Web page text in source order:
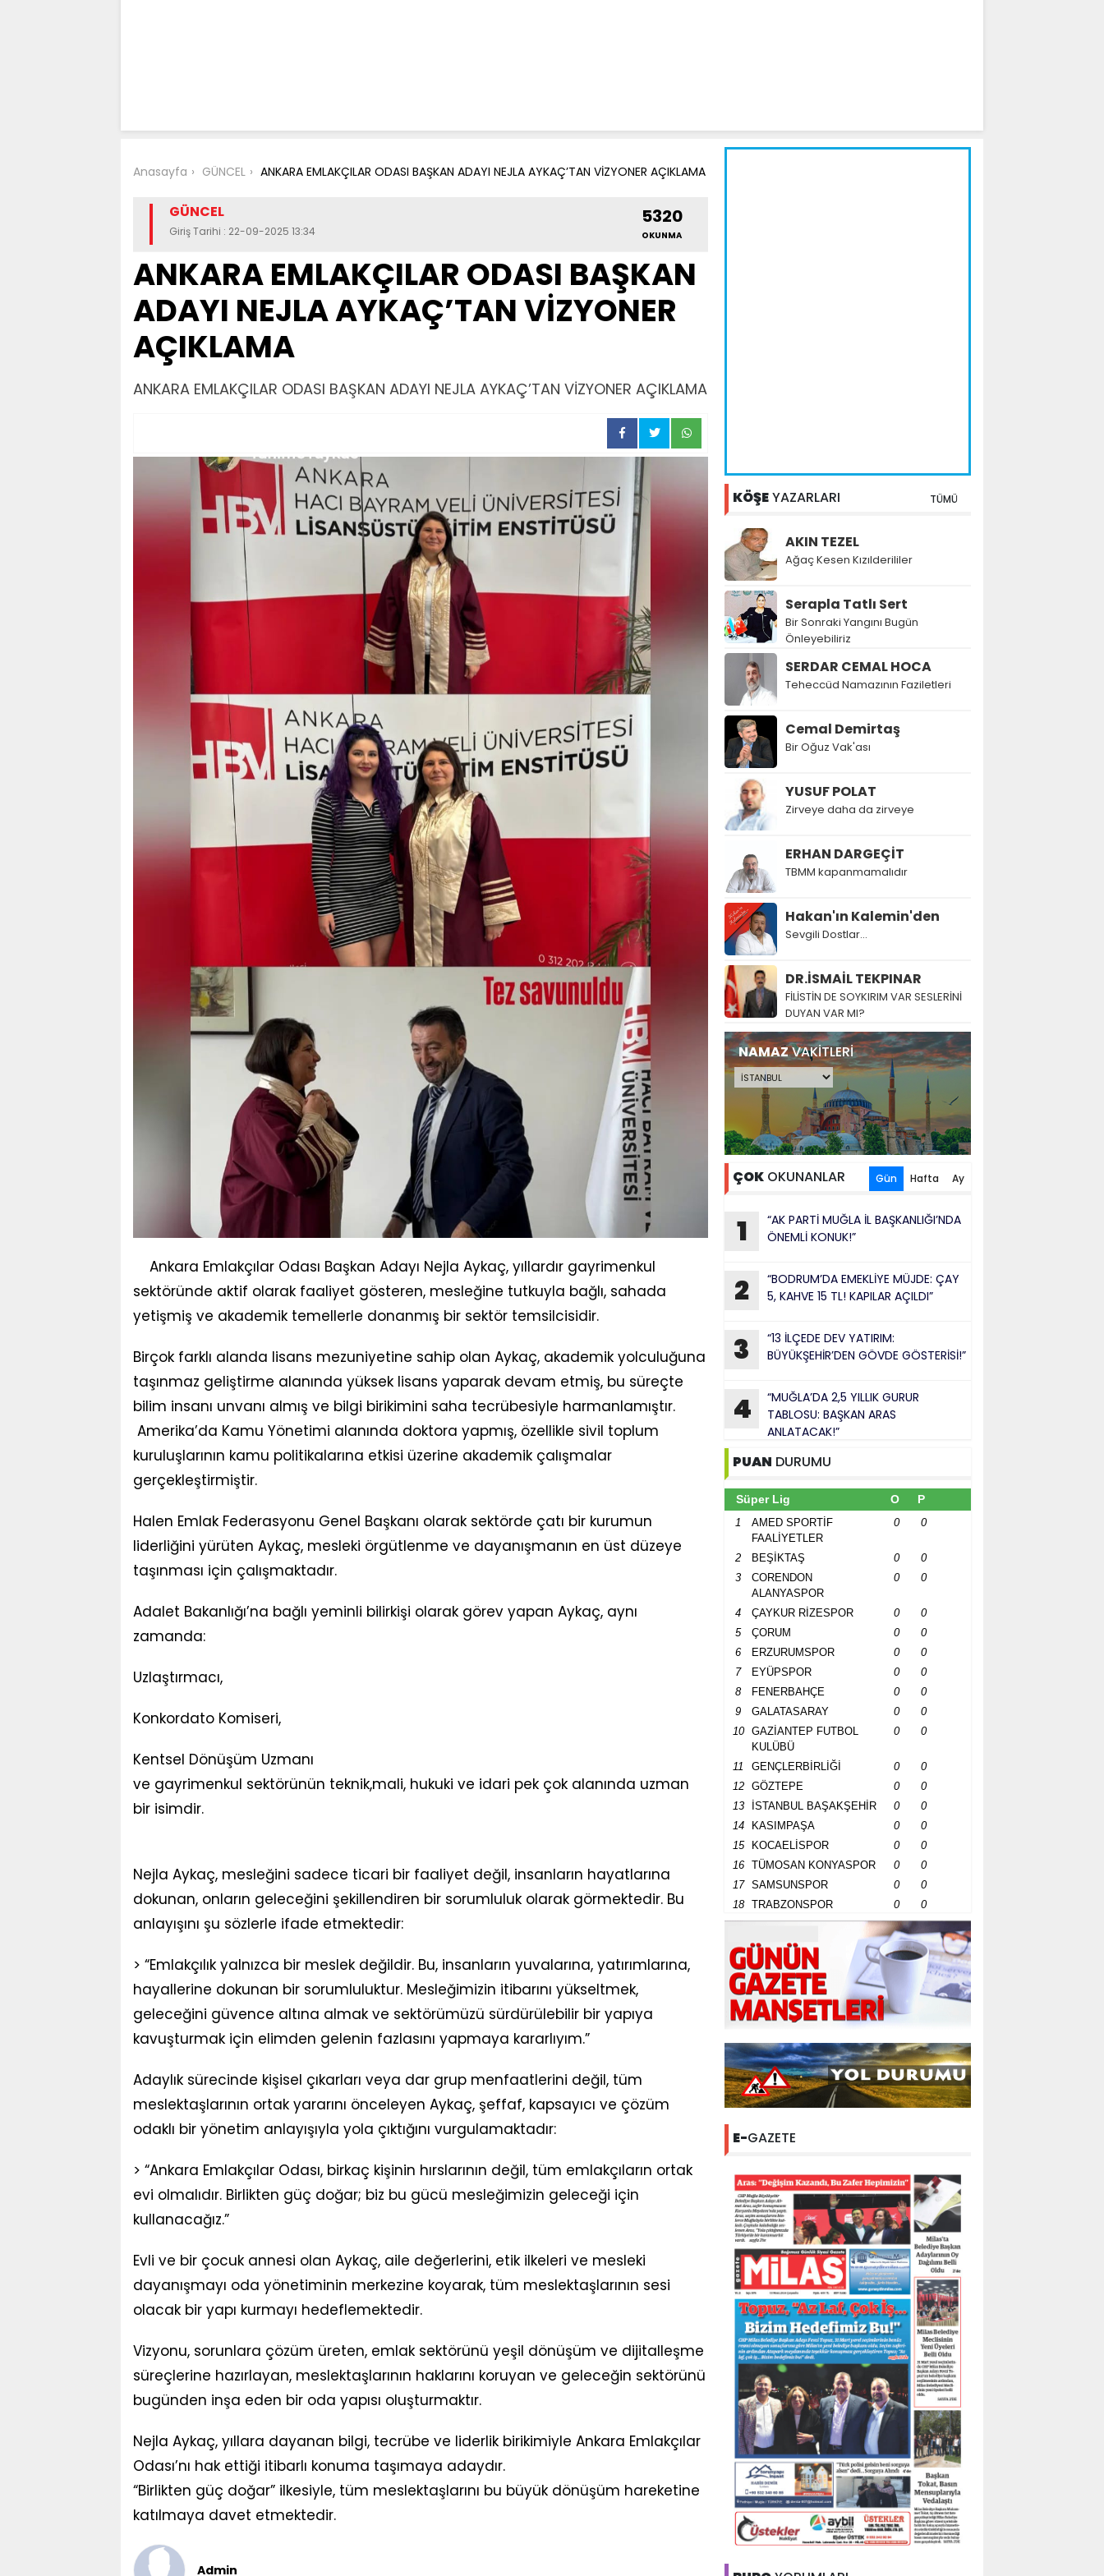
Anasayfa GÜNCEL ANKARA EMLAKÇILAR ODASI BAŞKAN ADAYI NEJLA AYKAÇ’TAN VİZYONER AÇIKLAMA
GÜNCEL
Giriş Tarihi : 22-09-2025 13:34
5320
OKUNMA
ANKARA EMLAKÇILAR ODASI BAŞKAN
ADAYI NEJLA AYKAÇ’TAN VİZYONER
AÇIKLAMA
ANKARA EMLAKÇILAR ODASI BAŞKAN ADAYI NEJLA AYKAÇ’TAN VİZYONER AÇIKLAMA
Ankara Emlakçılar Odası Başkan Adayı Nejla Aykaç, yıllardır gayrimenkul
sektöründe aktif olarak faaliyet gösteren, mesleğine tutkuyla bağlı, sahada
yetişmiş ve akademik temellerle donanmış bir sektör temsilcisidir.
Birçok farklı alanda lisans mezuniyetine sahip olan Aykaç, akademik yolculuğuna
taşınmaz geliştirme alanında yüksek lisans yaparak devam etmiş, bu süreçte
bilim insanı unvanı almış ve bilgi birikimini saha tecrübesiyle harmanlamıştır.
Amerika’da Kamu Yönetimi alanında doktora yapmış, özellikle sivil toplum
kuruluşlarının kamu politikalarına etkisi üzerine akademik çalışmalar
gerçekleştirmiştir.
Halen Emlak Federasyonu Genel Başkanı olarak sektörde çatı bir kurumun
liderliğini yürüten Aykaç, mesleki örgütlenme ve dayanışmanın en üst düzeye
taşınması için çalışmaktadır.
Adalet Bakanlığı’na bağlı yeminli bilirkişi olarak görev yapan Aykaç, aynı
zamanda:
Uzlaştırmacı,
Konkordato Komiseri,
Kentsel Dönüşüm Uzmanı
ve gayrimenkul sektörünün teknik,mali, hukuki ve idari pek çok alanında uzman
bir isimdir.
Nejla Aykaç, mesleğini sadece ticari bir faaliyet değil, insanların hayatlarına
dokunan, onların geleceğini şekillendiren bir sorumluluk olarak görmektedir. Bu
anlayışını şu sözlerle ifade etmektedir:
> “Emlakçılık yalnızca bir meslek değildir. Bu, insanların yuvalarına, yatırımlarına,
hayallerine dokunan bir sorumluluktur. Mesleğimizin itibarını yükseltmek,
geleceğini güvence altına almak ve sektörümüzü sürdürülebilir bir yapıya
kavuşturmak için elimden gelenin fazlasını yapmaya kararlıyım.”
Adaylık sürecinde kişisel çıkarları veya dar grup menfaatlerini değil, tüm
meslektaşlarının ortak yararını önceleyen Aykaç, şeffaf, kapsayıcı ve çözüm
odaklı bir yönetim anlayışıyla yola çıktığını vurgulamaktadır:
> “Ankara Emlakçılar Odası, birkaç kişinin hırslarının değil, tüm emlakçıların ortak
evi olmalıdır. Birlikten güç doğar; biz bu gücü mesleğimizin geleceği için
kullanacağız.”
Evli ve bir çocuk annesi olan Aykaç, aile değerlerini, etik ilkeleri ve mesleki
dayanışmayı oda yönetiminin merkezine koyarak, tüm meslektaşlarının sesi
olacak bir yapı kurmayı hedeflemektedir.
Vizyonu, sorunlara çözüm üreten, emlak sektörünü yeşil dönüşüm ve dijitalleşme
süreçlerine hazırlayan, meslektaşlarının haklarını koruyan ve geleceğin sektörünü
bugünden inşa eden bir oda yapısı oluşturmaktır.
Nejla Aykaç, yıllara dayanan bilgi, tecrübe ve liderlik birikimiyle Ankara Emlakçılar
Odası’nı hak ettiği itibarlı konuma taşımaya adaydır.
“Birlikten güç doğar” ilkesiyle, tüm meslektaşlarını bu büyük dönüşüm hareketine
katılmaya davet etmektedir.
Admin
KÖŞEYAZARLARI TÜMÜ
AKIN TEZEL
Ağaç Kesen Kızılderililer
Serapla Tatlı Sert
Bir Sonraki Yangını Bugün
Önleyebiliriz
SERDAR CEMAL HOCA
Teheccüd Namazının Faziletleri
Cemal Demirtaş
Bir Oğuz Vak'ası
YUSUF POLAT
Zirveye daha da zirveye
ERHAN DARGEÇİT
TBMM kapanmamalıdır
Hakan'ın Kalemin'den
Sevgili Dostlar...
DR.İSMAİL TEKPINAR
FİLİSTİN DE SOYKIRIM VAR SESLERİNİ
DUYAN VAR MI?
NAMAZVAKİTLERİ
ÇOK OKUNANLAR Gün Hafta Ay
1
“AK PARTİ MUĞLA İL BAŞKANLIĞI’NDA
ÖNEMLİ KONUK!”
2
“BODRUM’DA EMEKLİYE MÜJDE: ÇAY
5, KAHVE 15 TL! KAPILAR AÇILDI”
3
“13 İLÇEDE DEV YATIRIM:
BÜYÜKŞEHİR’DEN GÖVDE GÖSTERİSİ!”
4
“MUĞLA’DA 2,5 YILLIK GURUR
TABLOSU: BAŞKAN ARAS
ANLATACAK!”
PUAN DURUMU
Süper Lig O P
1
AMED SPORTİF
FAALİYETLER
0 0
2 BEŞİKTAŞ 0
0
3
CORENDON
ALANYASPOR
0 0
4 ÇAYKUR RİZESPOR 0
0
5
ÇORUM 0
0
6
ERZURUMSPOR 0
0
7
EYÜPSPOR 0
0
8
FENERBAHÇE 0
0
9
GALATASARAY 0
0
10
GAZİANTEP FUTBOL
KULÜBÜ
0 0
11 GENÇLERBİRLİĞİ 0
0
12
GÖZTEPE 0
0
13
İSTANBUL BAŞAKŞEHİR 0
0
14
KASIMPAŞA 0
0
15
KOCAELİSPOR 0
0
16
TÜMOSAN KONYASPOR 0
0
17
SAMSUNSPOR 0
0
18
TRABZONSPOR 0 0
E-GAZETE